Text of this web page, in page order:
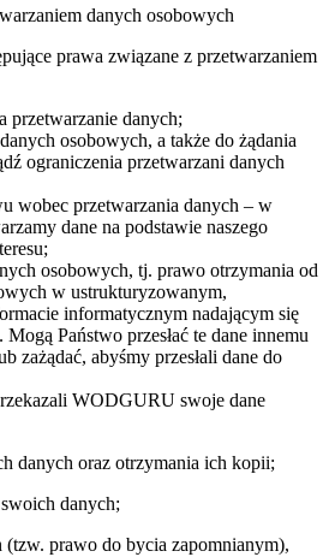
danych osobowych
prawa związane z przetwarzaniem
przetwarzanie danych;
osobowych, a także do żądania
ograniczenia przetwarzani danych
wobec przetwarzania danych – w
dane na podstawie naszego
osobowych, tj. prawo otrzymania od
w ustrukturyzowanym,
informatycznym nadającym się
Państwo przesłać te dane innemu
zażądać, abyśmy przesłali dane do
WODGURU swoje dane
danych oraz otrzymania ich kopii;
danych;
(tzw. prawo do bycia zapomnianym),